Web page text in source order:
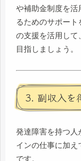
や補助金制度を活
るためのサポー
の支援を活用して
目指しましょう。
3. 副収入を
発達障害を持つ人
インの仕事に加
です。